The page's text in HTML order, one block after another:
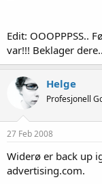
Edit: OOOPPPSS..
var!!! Beklager
Helge
Profesjonell
27 Feb 2008
Widerø er back up
advertising.com.